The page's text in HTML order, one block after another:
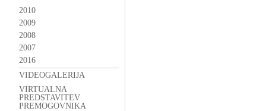
2010
2009
2008
2007
2016
VIDEOGALERIJA
VIRTUALNA
PREDSTAVITEV
PREMOGOVNIKA